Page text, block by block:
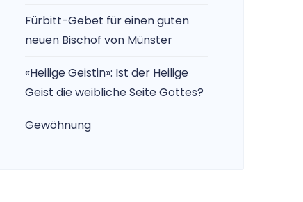
Fürbitt-Gebet für einen guten
neuen Bischof von Münster
«Heilige Geistin»: Ist der Heilige
Geist die weibliche Seite Gottes?
Gewöhnung